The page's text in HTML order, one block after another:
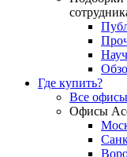
Где купить?
Все
Офисы